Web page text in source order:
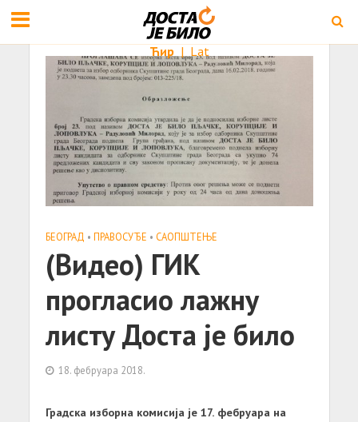
Ћир | Lat
БЕОГРАД • ПРАВОСУЂЕ • САОПШТЕЊE
(Видео) ГИК
прогласио лажну
листу Доста је било
18. фебруара 2018.
Градска изборна комисија је 17. фебруара на